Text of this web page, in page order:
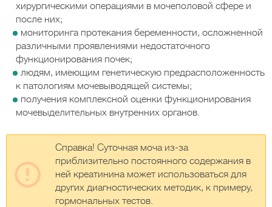
хирургическими операциями в мочеполовой сфере и
после них;
мониторинга протекания беременности, осложненной
различными проявлениями недостаточного
функционирования почек;
людям, имеющим генетическую предрасположенность
к патологиям мочевыводящей системы;
получения комплексной оценки функционирования
мочевыделительных внутренних органов.
Справка! Суточная моча из-за
приблизительно постоянного содержания в
ней креатинина может использоваться для
других диагностических методик, к примеру,
гормональных тестов.